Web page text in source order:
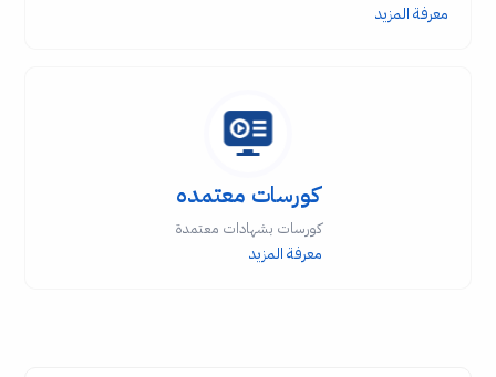
معرفة المزيد
كورسات معتمده
كورسات بشهادات معتمدة
معرفة المزيد